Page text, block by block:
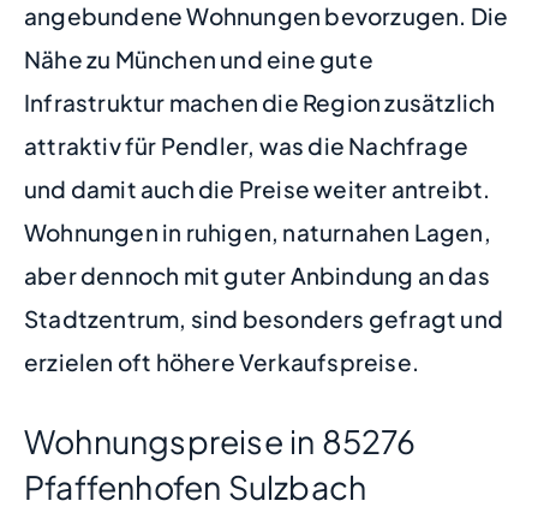
angebundene Wohnungen bevorzugen. Die
Nähe zu München und eine gute
Infrastruktur machen die Region zusätzlich
attraktiv für Pendler, was die Nachfrage
und damit auch die Preise weiter antreibt.
Wohnungen in ruhigen, naturnahen Lagen,
aber dennoch mit guter Anbindung an das
Stadtzentrum, sind besonders gefragt und
erzielen oft höhere Verkaufspreise.
Wohnungspreise in 85276
Pfaffenhofen Sulzbach